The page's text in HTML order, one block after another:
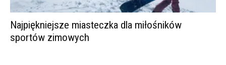
Najpiękniejsze miasteczka dla miłośników
sportów zimowych